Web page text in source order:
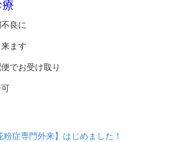
良に
ます
でお受け取り
粉症専門外来】はじめました！